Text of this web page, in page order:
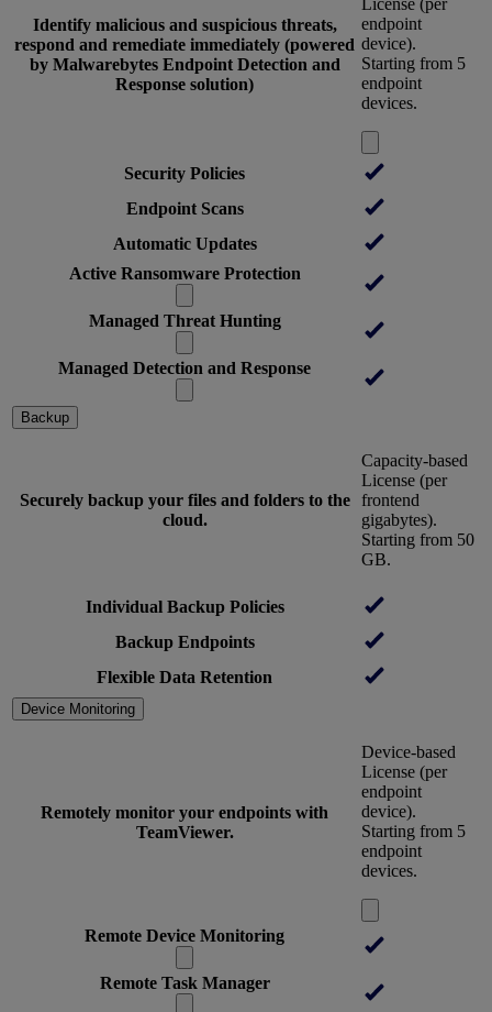
Identify malicious and suspicious threats,
respond and remediate immediately (powered
by Malwarebytes Endpoint Detection and
Response solution)
License (per
endpoint
device).
Starting from 5
endpoint
devices.
Security Policies
Endpoint Scans
Automatic Updates
Active Ransomware Protection
Managed Threat Hunting
Managed Detection and Response
Backup
Securely backup your files and folders to the
cloud.
Capacity-based
License (per
frontend
gigabytes).
Starting from 50
GB.
Individual Backup Policies
Backup Endpoints
Flexible Data Retention
Device Monitoring
Remotely monitor your endpoints with
TeamViewer.
Device-based
License (per
endpoint
device).
Starting from 5
endpoint
devices.
Remote Device Monitoring
Remote Task Manager